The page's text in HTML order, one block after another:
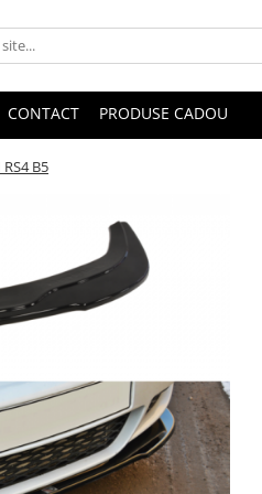
CONTACT PRODUSE CADOU
RS4 B5